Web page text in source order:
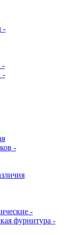
-
-
-
-
-
фурнитура -